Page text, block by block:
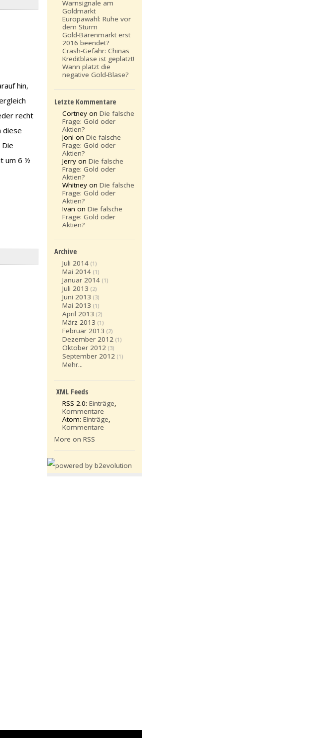
hin,
recht
diese
um 6 ½
Warnsignale am
Goldmarkt
Europawahl: Ruhe vor
dem Sturm
Gold-Bärenmarkt erst
2016 beendet?
Crash-Gefahr: Chinas
Kreditblase ist geplatzt!
Wann platzt die
negative Gold-Blase?
Letzte Kommentare
Cortney onDie falsche
Frage: Gold oder
Aktien?
Joni onDie falsche
Frage: Gold oder
Aktien?
Jerry onDie falsche
Frage: Gold oder
Aktien?
Whitney onDie falsche
Frage: Gold oder
Aktien?
Ivan onDie falsche
Frage: Gold oder
Aktien?
Archive
Juli 2014 (1)
Mai 2014 (1)
Januar 2014 (1)
Juli 2013 (2)
Juni 2013 (3)
Mai 2013 (1)
April 2013 (2)
März 2013 (1)
Februar 2013 (2)
Dezember 2012 (1)
Oktober 2012 (3)
September 2012 (1)
Mehr...
XML Feeds
RSS 2.0:Einträge,
Kommentare
Atom:Einträge,
Kommentare
More on RSS